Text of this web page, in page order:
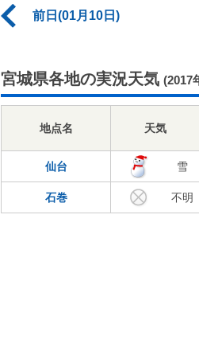
前日(01月10日)
宮城県各地の実況天気 (2017
地点名 天気
仙台 雪
石巻 不明